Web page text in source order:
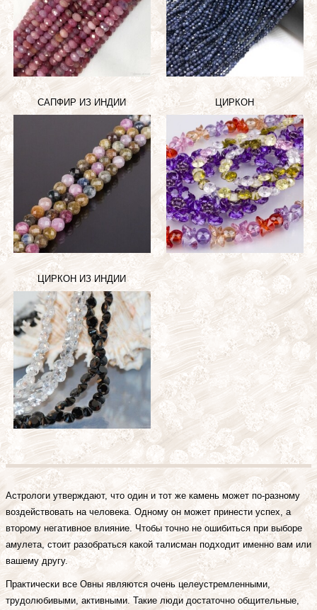
САПФИР ИЗ ИНДИИ ЦИРКОН
ЦИРКОН ИЗ ИНДИИ
Астрологи утверждают, что один и тот же камень может по-разному
воздействовать на человека. Одному он может принести успех, а
второму негативное влияние. Чтобы точно не ошибиться при выборе
амулета, стоит разобраться какой талисман подходит именно вам или
вашему другу.
Практически все Овны являются очень целеустремленными,
трудолюбивыми, активными. Такие люди достаточно общительные,